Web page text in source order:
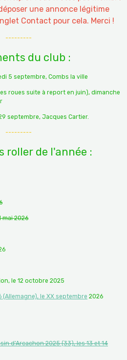
une annonce légitime
Contact pour cela. Merci !
---------
du club :
5 septembre, Combs la ville
roues suite à report en juin), dimanche
septembre, Jacques Cartier.
---------
roller de l'année :
mai 2026
le 12 octobre 2025
le XX septembre 2026
d'Arcachon 2025 (33), les 13 et 14